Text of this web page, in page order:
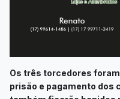
Os três torcedores
prisão e pagamento dos